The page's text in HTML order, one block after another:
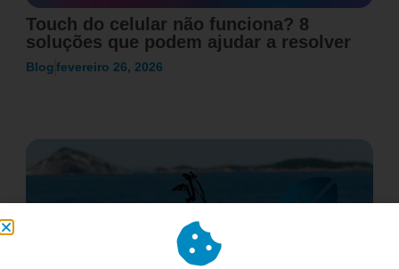
Touch do celular não funciona? 8
soluções que podem ajudar a resolver
Blogfevereiro 26, 2026